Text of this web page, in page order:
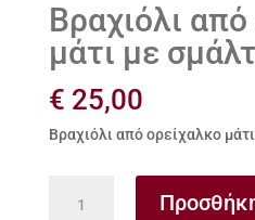
Βραχιόλι
μάτι με
€ 25,00
Βραχιόλι από ορείχαλκο